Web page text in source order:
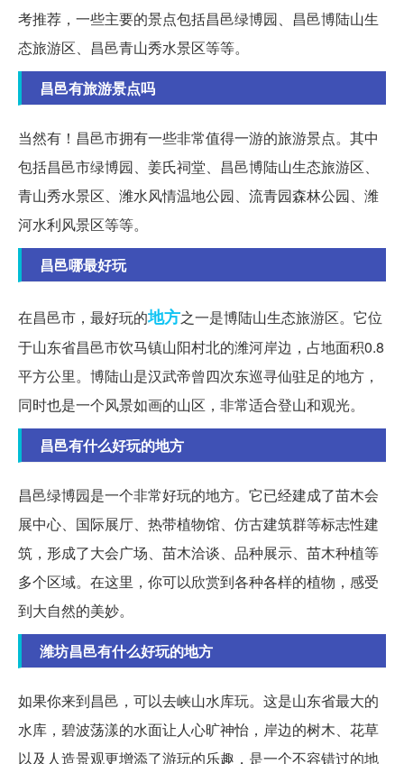
考推荐，一些主要的景点包括昌邑绿博园、昌邑博陆山生
态旅游区、昌邑青山秀水景区等等。
昌邑有旅游景点吗
当然有！昌邑市拥有一些非常值得一游的旅游景点。其中
包括昌邑市绿博园、姜氏祠堂、昌邑博陆山生态旅游区、
青山秀水景区、潍水风情温地公园、流青园森林公园、潍
河水利风景区等等。
昌邑哪最好玩
在昌邑市，最好玩的地方之一是博陆山生态旅游区。它位
于山东省昌邑市饮马镇山阳村北的潍河岸边，占地面积0.8
平方公里。博陆山是汉武帝曾四次东巡寻仙驻足的地方，
同时也是一个风景如画的山区，非常适合登山和观光。
昌邑有什么好玩的地方
昌邑绿博园是一个非常好玩的地方。它已经建成了苗木会
展中心、国际展厅、热带植物馆、仿古建筑群等标志性建
筑，形成了大会广场、苗木洽谈、品种展示、苗木种植等
多个区域。在这里，你可以欣赏到各种各样的植物，感受
到大自然的美妙。
潍坊昌邑有什么好玩的地方
如果你来到昌邑，可以去峡山水库玩。这是山东省最大的
水库，碧波荡漾的水面让人心旷神怡，岸边的树木、花草
以及人造景观更增添了游玩的乐趣，是一个不容错过的地